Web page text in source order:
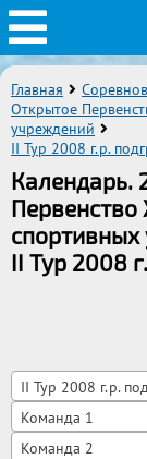
Главная
Открытое
учреждений
II Тур 2008 г.р.
Календарь.
II Тур 2008
II Тур 2008 г.р.
Команда 1
Команда 2